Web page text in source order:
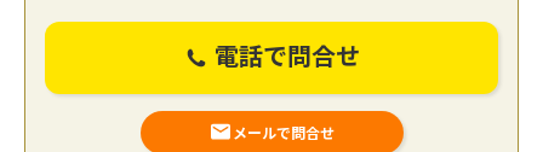
電話で問合せ
メールで問合せ